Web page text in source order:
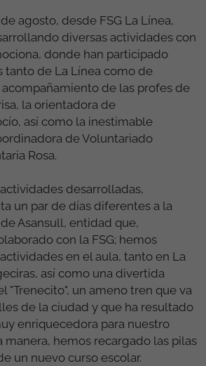
agosto, desde FSG La Línea,
diversas actividades con
donde han participado
tanto de La Línea como de
de las profes de
la orientadora de
así como la inestimable
de Voluntariado
Rosa.
desarrolladas,
un par de días diferentes a la
Asansull, entidad que,
con la FSG; hemos
en el aula, tanto en La
así como una divertida
"Trenecito", un ameno tren que va
de la ciudad y que ha resultado
enriquecedora para nuestro
manera, hemos recargado las pilas
un nuevo curso escolar.